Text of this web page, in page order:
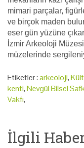
mimari parçalar,
ve birçok maden
eser gün yüzüne
İzmir Arkeoloji
müzelerinde
Etiketler :arkeoloji,
kenti,Nevgül Bilsel
Vakfı,
İlgili